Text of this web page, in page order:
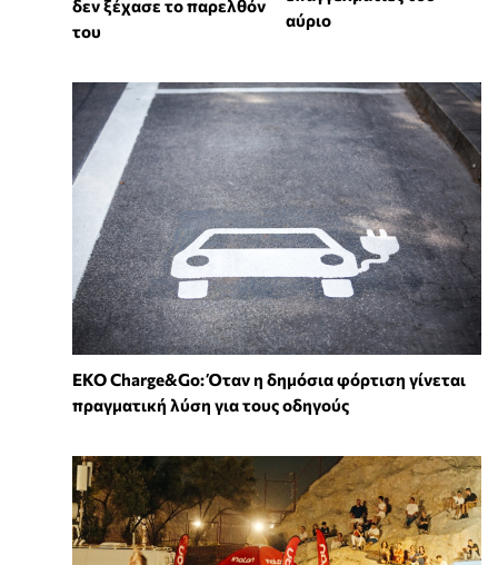
δεν ξέχασε το παρελθόν
του
αύριο
EKO Charge&Go: Όταν η δημόσια φόρτιση γίνεται
πραγματική λύση για τους οδηγούς